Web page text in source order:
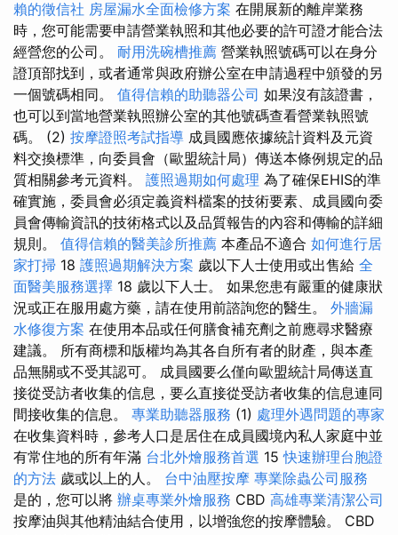
賴的徵信社 房屋漏水全面檢修方案 在開展新的離岸業務
時，您可能需要申請營業執照和其他必要的許可證才能合法
經營您的公司。 耐用洗碗槽推薦 營業執照號碼可以在身分
證頂部找到，或者通常與政府辦公室在申請過程中頒發的另
一個號碼相同。 值得信賴的助聽器公司 如果沒有該證書，
也可以到當地營業執照辦公室的其他號碼查看營業執照號
碼。 (2) 按摩證照考試指導 成員國應依據統計資料及元資
料交換標準，向委員會（歐盟統計局）傳送本條例規定的品
質相關參考元資料。 護照過期如何處理 為了確保EHIS的準
確實施，委員會必須定義資料檔案的技術要素、成員國向委
員會傳輸資訊的技術格式以及品質報告的內容和傳輸的詳細
規則。 值得信賴的醫美診所推薦 本產品不適合 如何進行居
家打掃 18 護照過期解決方案 歲以下人士使用或出售給 全
面醫美服務選擇 18 歲以下人士。 如果您患有嚴重的健康狀
況或正在服用處方藥，請在使用前諮詢您的醫生。 外牆漏
水修復方案 在使用本品或任何膳食補充劑之前應尋求醫療
建議。 所有商標和版權均為其各自所有者的財產，與本產
品無關或不受其認可。 成員國要么僅向歐盟統計局傳送直
接從受訪者收集的信息，要么直接從受訪者收集的信息連同
間接收集的信息。 專業助聽器服務 (1) 處理外遇問題的專家
在收集資料時，參考人口是居住在成員國境內私人家庭中並
有常住地的所有年滿 台北外燴服務首選 15快速辦理台胞證
的方法 歲或以上的人。 台中油壓按摩 專業除蟲公司服務
是的，您可以將 辦桌專業外燴服務 CBD 高雄專業清潔公司
按摩油與其他精油結合使用，以增強您的按摩體驗。 CBD